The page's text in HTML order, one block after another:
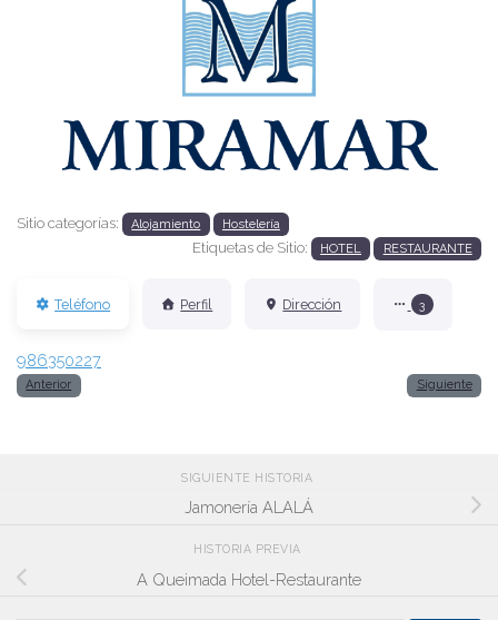
Sitio categorías: Alojamiento Hostelería
Etiquetas de Sitio: HOTEL RESTAURANTE
Teléfono Perfil Dirección 3
986350227
Anterior Siguiente
SIGUIENTE HISTORIA
Jamonería ALALÁ
HISTORIA PREVIA
A Queimada Hotel-Restaurante